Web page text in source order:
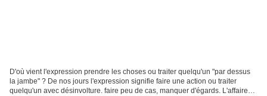
D'où vient l'expression prendre les choses ou traiter quelqu'un "par dessus
la jambe" ? De nos jours l'expression signifie faire une action ou traiter
quelqu'un avec désinvolture. faire peu de cas, manquer d'égards. L'affaire